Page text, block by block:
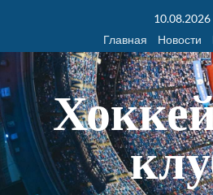
10.08.2026
Главная
Новости